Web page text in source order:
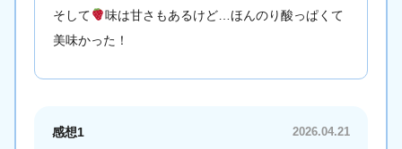
そして
味は甘さもあるけど…ほんのり酸っぱくて
美味かった！
感想1 2026.04.21